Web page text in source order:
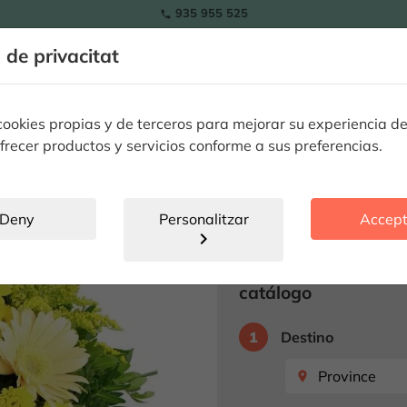
de privacitat
propias y de terceros para mejorar su experiencia
productos y servicios conforme a sus preferencias.
Deny Personalitzar
chevron_right
 935 955 525
Tulipes Flors
Bouquet
Producte no
Seleccione
catálogo
1 Destino
place